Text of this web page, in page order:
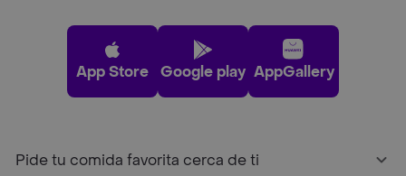
App Store Google play AppGallery
Pide tu comida favorita cerca de ti